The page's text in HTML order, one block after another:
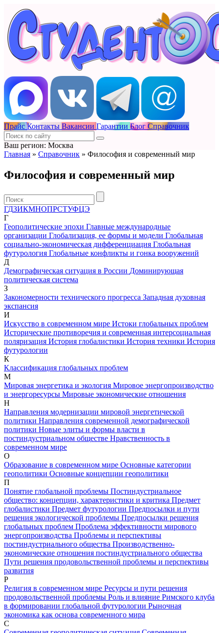
Прайс Контакты Вакансии Гарантии Блог Справочник
Ваш регион: Москва
Главная » Справочник » Философия и современный мир
Философия и современный мир
ГДЗИКМНОПРСТУФЦЭ
Г
Геополитические эпохи Главные международные
организации Глобализация, ее формы и модели Глобальная
социально-экономическая дифференциация Глобальная
футурология Глобальные конфликты и гонка вооружений
Д
Демографическая ситуация в России Доминирующая
политическая система
З
Закономерности технического прогресса Западная духовная
экспансия
И
Искусство в современном мире Истоки глобальных проблем
Исторические противоречия и современная интерсоциальная
поляризация История глобалистики История техники История
футурологии
К
Классификация глобальных проблем
М
Мировая энергетика и экология Мировое энергопроизводство
и энергоресурсы Мировые экономические отношения
Н
Направления модернизации мировой энергетической
политики Направления современной демографической
политики Новые элиты и формы власти в
постиндустриальном обществе Нравственность в
современном мире
О
Образование в современном мире Основные категории
геополитики Основные концепции геополитики
П
Понятие глобальной проблемы Постиндустриальное
общество: концепции, характеристики и критика Предмет
глобалистики Предмет футурологии Предпосылки и пути
решения экологической проблемы Предпосылки решения
глобальных проблем Проблема эффективности мирового
энергопроизводства Проблемы и перспективы
постиндустриального общества Производственно-
экономические отношения постиндустриального общества
Пути решения продовольственной проблемы и перспективы
развития
Р
Религия в современном мире Ресурсы и пути решения
продовольственной проблемы Роль и влияние Римского клуба
в формировании глобальной футурологии Рыночная
экономика как основа современного мира
С